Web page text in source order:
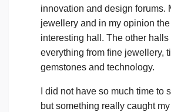
innovation and design forums.
jewellery and in my opinion
interesting hall. The other
everything from fine jewellery,
gemstones and technology.
I did not have so much time to
but something really caught